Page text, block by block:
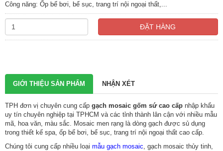
Công năng: Ốp bể bơi, bể sục, trang trí nội ngoại thất,...
ĐẶT HÀNG
GIỚI THIỆU SẢN PHẨM NHẬN XÉT
TPH đơn vị chuyên cung cấp gạch mosaic gốm sứ cao cấp nhập khẩu
uy tín chuyên nghiệp tại TPHCM và các tỉnh thành lân cận với nhiều mẫu
mã, hoa văn, màu sắc. Mosaic men rạng là dòng gạch được sủ dụng
trong thiết kế spa, ốp bể bơi, bể sục, trang trí nội ngoại thất cao cấp.
Chúng tôi cung cấp nhiều loại mẫu gạch mosaic, gạch mosaic thủy tinh,